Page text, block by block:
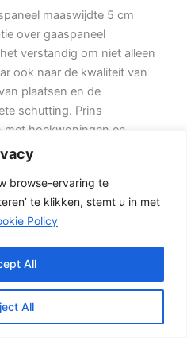
browse-ervaring te
te klikken, stemt u in met
Policy
All
All
maaswijdte 5 cm
over gaaspaneel
verstandig om niet alleen
ook naar de kwaliteit van
plaatsen en de
schutting. Prins
met hoekwoningen en
met een goed plan.
een dichte schutting
spelen ook zaken
bereikbaarheid van de